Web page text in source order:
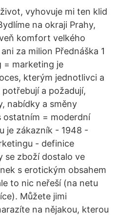
vyhovuje mi ten klid
na okraji Prahy,
komfort velkého
za milion Přednáška 1
= marketing je
kterým jednotlivci a
a požadují,
nabídky a směny
= moderdní
je zákazník - 1948 -
- definice
se zboží dostalo ve
s erotickým obsahem
to nic neřeší (na netu
Můžete jimi
na nějakou, kterou